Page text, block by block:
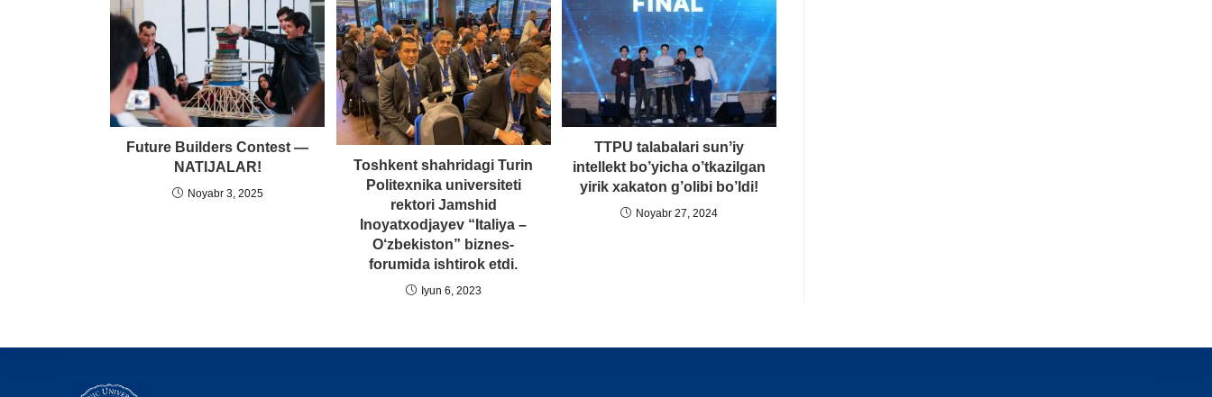
Future Builders Contest —
NATIJALAR!
Noyabr 3, 2025
Toshkent shahridagi Turin
Politexnika universiteti
rektori Jamshid
Inoyatxodjayev “Italiya –
O‘zbekiston” biznes-
forumida ishtirok etdi.
Iyun 6, 2023
TTPU talabalari sunʼiy
intellekt bo’yicha o’tkazilgan
yirik xakaton g’olibi bo’ldi!
Noyabr 27, 2024